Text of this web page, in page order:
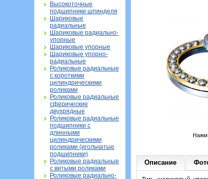
Высокоточные
подшипники шпинделя
Шариковые
радиальные
Шариковые радиально-
упорные
Шариковые упорные
Шариковые упорно-
радиальные
Роликовые радиальные
с короткими
цилиндрическими
роликами
Роликовые радиальные
сферические
двухрядные
Роликовые радиальные
подшипники с
длинными
цилиндрическими
роликами (игольчатые
подшипники)
Роликовые радиальные
с витыми роликами
Роликовые радиально-
Описание